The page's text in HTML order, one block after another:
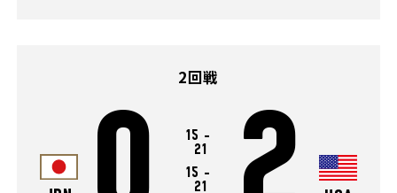
2回戦
15 -
21
15 -
21